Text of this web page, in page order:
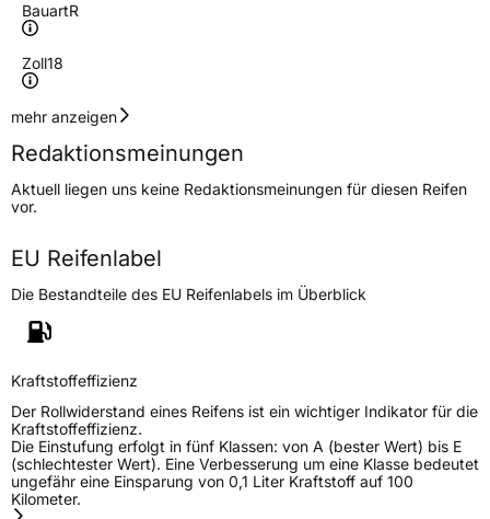
BauartR
Zoll18
Geschwindigkeitsindex
Höchstgeschwindigkeit
210 km/h
Lastindex113
Höchstlast1150 kg
Generelle Merkmale
Fahrzeugtyp
VerwendungSommerreifen
ModellnameCatchfors HT
FahrzeugartPKW & SUV
Weitere Eigenschaften
mehr anzeigen
Redaktionsmeinungen
Aktuell liegen uns keine Redaktionsmeinungen für diesen Reifen
vor.
EU Reifenlabel
Die Bestandteile des EU Reifenlabels im Überblick
Kraftstoffeffizienz
Der Rollwiderstand eines Reifens ist ein wichtiger Indikator für die
Kraftstoffeffizienz.
Die Einstufung erfolgt in fünf Klassen: von A (bester Wert) bis E
(schlechtester Wert). Eine Verbesserung um eine Klasse bedeutet
ungefähr eine Einsparung von 0,1 Liter Kraftstoff auf 100
Kilometer.